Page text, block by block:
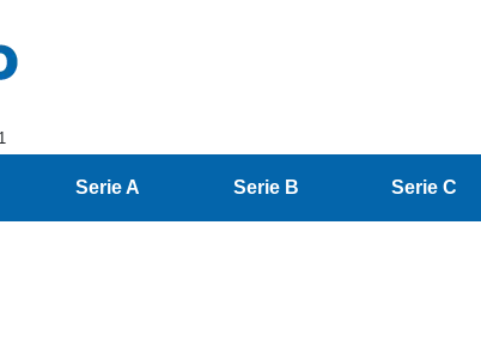
Serie A Serie B Serie C